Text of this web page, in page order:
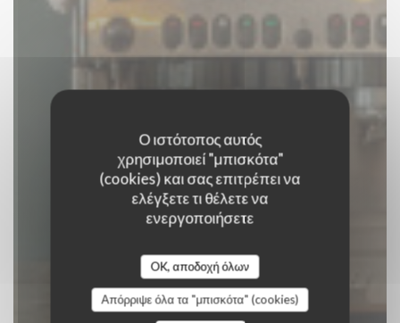
Ο ιστότοπος αυτός
χρησιμοποιεί "μπισκότα"
(cookies) και σας επιτρέπει να
ελέγξετε τι θέλετε να
ενεργοποιήσετε
OK, αποδοχή όλων
Απόρριψε όλα τα "μπισκότα" (cookies)
RESTAURANT ZEST
BISTRONOMIQUE|CESSON SEVIGNE
ΚΆΝΤΕ ΚΡΆΤΗΣΗ ΤΡΑΠΕΖΙΟΎ